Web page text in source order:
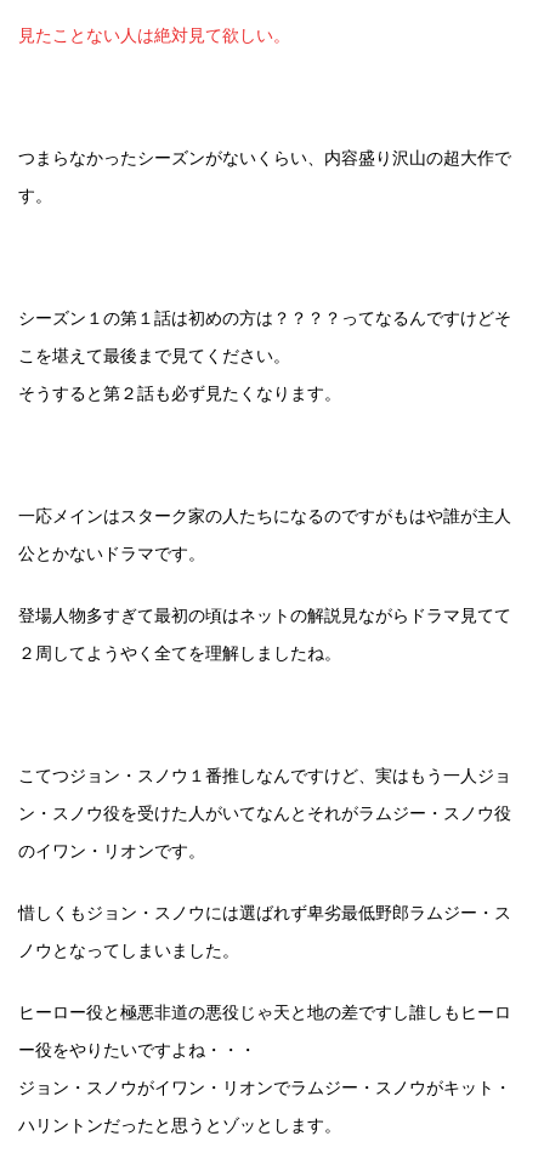
見たことない人は絶対見て欲しい。
つまらなかったシーズンがないくらい、内容盛り沢山の超大作で
す。
シーズン１の第１話は初めの方は？？？？ってなるんですけどそ
こを堪えて最後まで見てください。
そうすると第２話も必ず見たくなります。
一応メインはスターク家の人たちになるのですがもはや誰が主人
公とかないドラマです。
登場人物多すぎて最初の頃はネットの解説見ながらドラマ見てて
２周してようやく全てを理解しましたね。
こてつジョン・スノウ１番推しなんですけど、実はもう一人ジョ
ン・スノウ役を受けた人がいてなんとそれがラムジー・スノウ役
のイワン・リオンです。
惜しくもジョン・スノウには選ばれず卑劣最低野郎ラムジー・ス
ノウとなってしまいました。
ヒーロー役と極悪非道の悪役じゃ天と地の差ですし誰しもヒーロ
ー役をやりたいですよね・・・
ジョン・スノウがイワン・リオンでラムジー・スノウがキット・
ハリントンだったと思うとゾッとします。